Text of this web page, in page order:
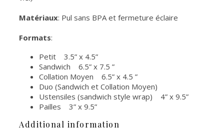
Matériaux: Pul sans BPA et fermeture éclaire
Formats:
Petit 3.5” x 4.5”
Sandwich 6.5” x 7.5 ”
Collation Moyen 6.5” x 4.5 ”
Duo (Sandwich et Collation Moyen)
Ustensiles (sandwich style wrap) 4” x 9.5”
Pailles 3” x 9.5”
Additional information